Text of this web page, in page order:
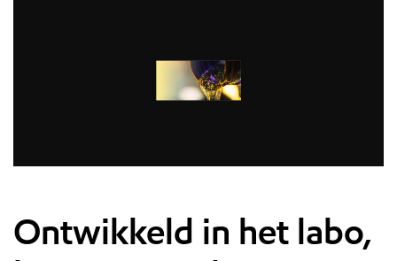
Ontwikkeld in het labo,